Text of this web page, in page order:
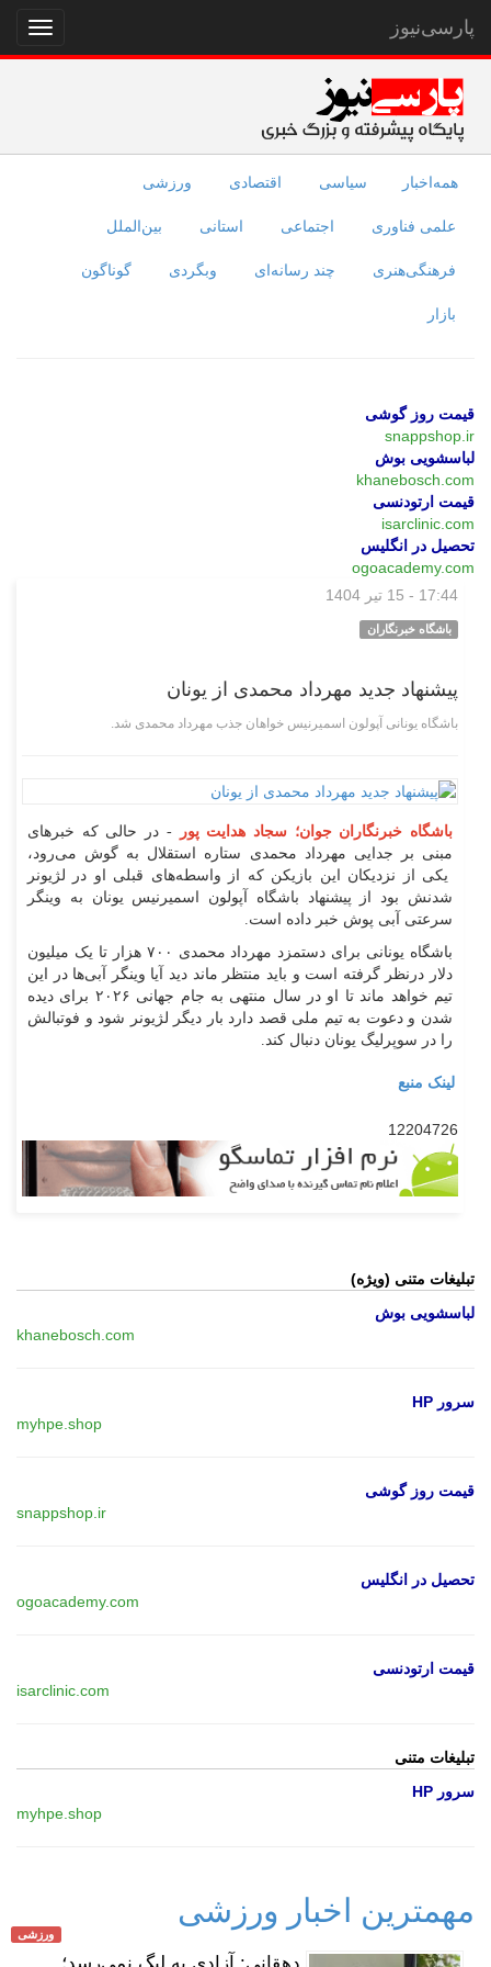
نمایش
منو
پارسی‌نیوز
همه‌اخبار سیاسی اقتصادی ورزشی
علمی فناوری اجتماعی استانی بین‌الملل
فرهنگی‌هنری چند رسانه‌ای وبگردی گوناگون
بازار
قیمت روز گوشی
snappshop.ir
لباسشویی بوش
khanebosch.com
قیمت ارتودنسی
isarclinic.com
تحصیل در انگلیس
ogoacademy.com
17:44 - 15 تیر 1404
باشگاه خبرنگاران
پیشنهاد جدید مهرداد محمدی از یونان
باشگاه یونانی آپولون اسمیرنیس خواهان جذب مهرداد محمدی شد.
باشگاه خبرنگاران جوان؛ سجاد هدایت پور
- در حالی که خبر‌های
مبنی بر جدایی مهرداد محمدی ستاره استقلال به گوش می‌رود،
یکی از نزدیکان این بازیکن که از واسطه‌های قبلی او در لژیونر
شدنش بود از پیشنهاد باشگاه آپولون اسمیرنیس یونان به وینگر
سرعتی آبی پوش خبر داده است.
باشگاه یونانی برای دستمزد مهرداد محمدی ۷۰۰ هزار تا یک میلیون
دلار درنظر گرفته است و باید منتظر ماند دید آیا وینگر آبی‌ها در این
تیم خواهد ماند تا او در سال منتهی به جام جهانی ۲۰۲۶ برای دیده
شدن و دعوت به تیم ملی قصد دارد بار دیگر لژیونر شود و فوتبالش
را در سوپرلیگ یونان دنبال کند.
لینک منبع
12204726
تبلیغات متنی (ویژه)
لباسشویی بوش
khanebosch.com
سرور HP
myhpe.shop
قیمت روز گوشی
snappshop.ir
تحصیل در انگلیس
ogoacademy.com
قیمت ارتودنسی
isarclinic.com
تبلیغات متنی
سرور HP
myhpe.shop
مهمترین اخبار ورزشی
ورزشی